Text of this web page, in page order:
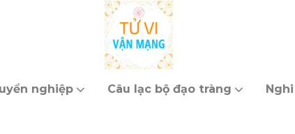
nghiệp Câu lạc bộ đạo tràng